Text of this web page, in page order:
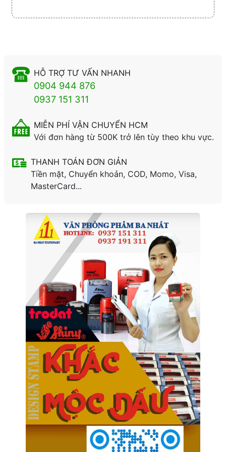
HỖ TRỢ TƯ VẤN NHANH
0904 944 876
0937 151 311
MIỄN PHÍ VẬN CHUYỂN HCM
Với đơn hàng từ 500K trở lên tùy theo khu vực.
THANH TOÁN ĐƠN GIẢN
Tiền mặt, Chuyển khoản, COD, Momo, Visa,
MasterCard...